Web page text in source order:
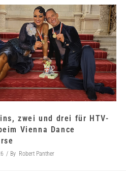
zwei und drei für HTV-
Vienna Dance
By Robert Panther